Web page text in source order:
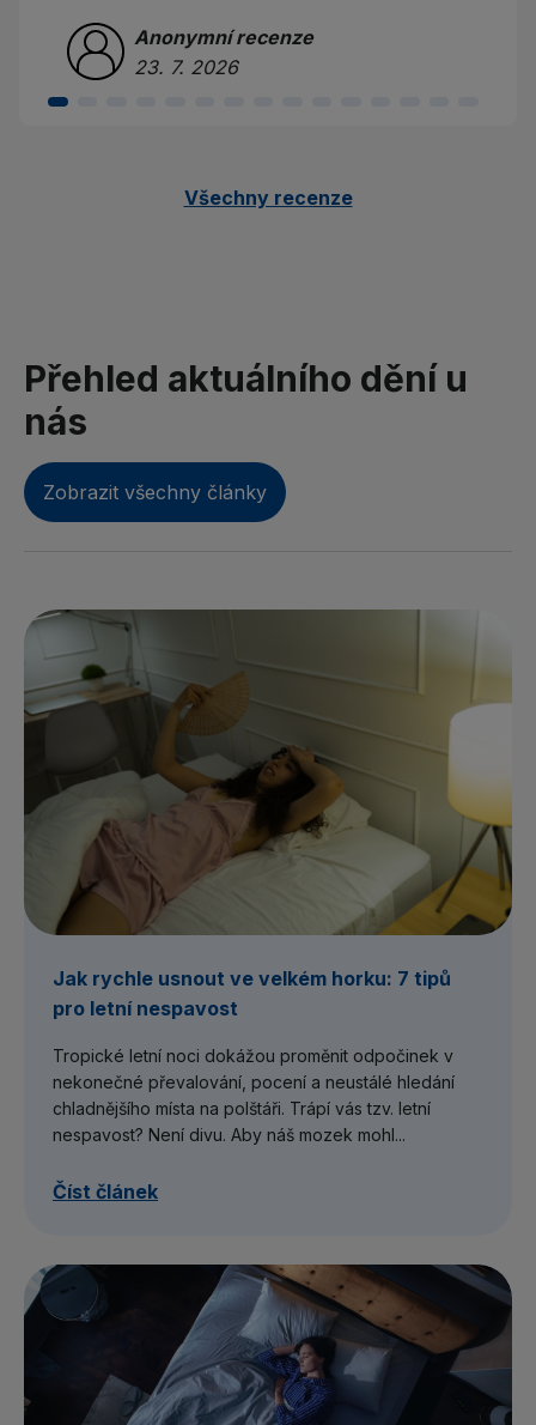
Anonymní recenze
23. 7. 2026
Všechny recenze
Přehled aktuálního dění u
nás
Zobrazit všechny články
Jak rychle usnout ve velkém horku: 7 tipů
pro letní nespavost
Tropické letní noci dokážou proměnit odpočinek v
nekonečné převalování, pocení a neustálé hledání
chladnějšího místa na polštáři. Trápí vás tzv. letní
nespavost? Není divu. Aby náš mozek mohl...
Číst článek